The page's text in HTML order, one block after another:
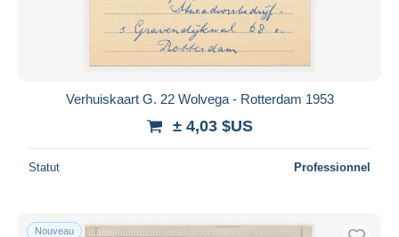
Verhuiskaart G. 22 Wolvega - Rotterdam 1953
± 4,03 $US
Statut Professionnel
Nouveau